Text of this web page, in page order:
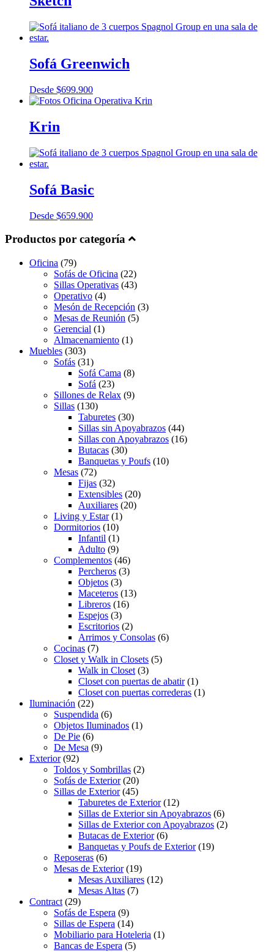
Sofá Greenwich
Desde $699.900
Krin
Sofá Basic
Desde $659.900
Productos por categoría
Oficina (79)
Sofás de Oficina (22)
Sillas Operativas (43)
Operativo (4)
Mesón de Recepción (3)
Mesas de Reunión (5)
Gerencial (1)
Almacenamiento (1)
Muebles (303)
Sofás (31)
Sofá Cama (8)
Sofá (23)
Sillones de Relax (9)
Sillas (130)
Taburetes (30)
Sillas sin Apoyabrazos (44)
Sillas con Apoyabrazos (16)
Butacas (30)
Banquetas y Poufs (10)
Mesas (72)
Fijas (32)
Extensibles (20)
Auxiliares (20)
Living y Estar(1)
Dormitorios (10)
Infantil (1)
Adulto (9)
Complementos (46)
Percheros (3)
Objetos (3)
Maceteros (13)
Libreros (16)
Espejos (3)
Escritorios (2)
Arrimos y Consolas (6)
Cocinas (7)
Closet y Walk in Closets (5)
Walk in Closet (3)
Closet con puertas de abatir(1)
Closet con puertas correderas (1)
Iluminación (22)
Suspendida (6)
Objetos Iluminados (1)
De Pie (6)
De Mesa (9)
Exterior(92)
Toldos y Sombrillas (2)
Sofás de Exterior(20)
Sillas de Exterior(45)
Taburetes de Exterior(12)
Sillas de Exterior sin Apoyabrazos (6)
Sillas de Exterior con Apoyabrazos (2)
Butacas de Exterior(6)
Banquetas y Poufs de Exterior(19)
Reposeras (6)
Mesas de Exterior(19)
Mesas Auxiliares (12)
Mesas Altas (7)
Contract (29)
Sofás de Espera (9)
Sillas de Espera (14)
Mobiliario para Hoteleria (1)
Bancas de Espera (5)